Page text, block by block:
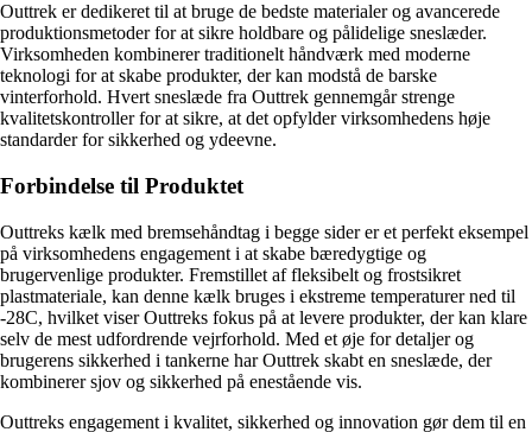
Outtrek er dedikeret til at bruge de bedste materialer og avancerede
produktionsmetoder for at sikre holdbare og pålidelige sneslæder.
Virksomheden kombinerer traditionelt håndværk med moderne
teknologi for at skabe produkter, der kan modstå de barske
vinterforhold. Hvert sneslæde fra Outtrek gennemgår strenge
kvalitetskontroller for at sikre, at det opfylder virksomhedens høje
standarder for sikkerhed og ydeevne.
Forbindelse til Produktet
Outtreks kælk med bremsehåndtag i begge sider er et perfekt eksempel
på virksomhedens engagement i at skabe bæredygtige og
brugervenlige produkter. Fremstillet af fleksibelt og frostsikret
plastmateriale, kan denne kælk bruges i ekstreme temperaturer ned til
-28C, hvilket viser Outtreks fokus på at levere produkter, der kan klare
selv de mest udfordrende vejrforhold. Med et øje for detaljer og
brugerens sikkerhed i tankerne har Outtrek skabt en sneslæde, der
kombinerer sjov og sikkerhed på enestående vis.
Outtreks engagement i kvalitet, sikkerhed og innovation gør dem til en